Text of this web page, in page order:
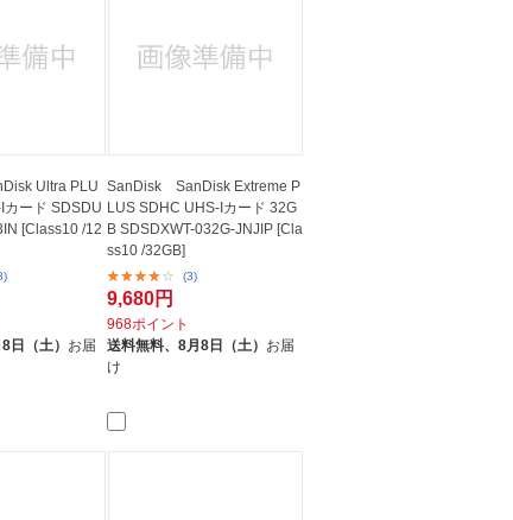
Ultra PLU
ード SDSDU
[Class10 /12
日（土） お届
SanDisk SanDisk Extreme P
LUS SDHC UHS-Iカード 32G
B SDSDXWT-032G-JNJIP [Cla
ss10 /32GB]
(3)
9,680円
968ポイント
送料無料、 8月8日（土） お届
け